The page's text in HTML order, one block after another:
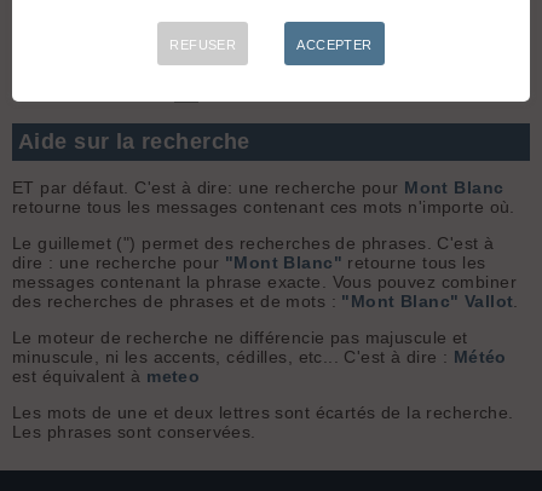
Aide sur la recherche
ET par défaut. C'est à dire: une recherche pour Mont Blanc
retourne tous les messages contenant ces mots n'importe où.
Le guillemet (") permet des recherches de phrases. C'est à
dire : une recherche pour "Mont Blanc" retourne tous les
messages contenant la phrase exacte. Vous pouvez combiner
des recherches de phrases et de mots : "Mont Blanc" Vallot
Le moteur de recherche ne différencie pas majuscule et
minuscule, ni les accents, cédilles, etc... C'est à dire : Météo
est équivalent à meteo
Les mots de une et deux lettres sont écartés de la recherche.
Les phrases sont conservées.
REFUSER ACCEPTER